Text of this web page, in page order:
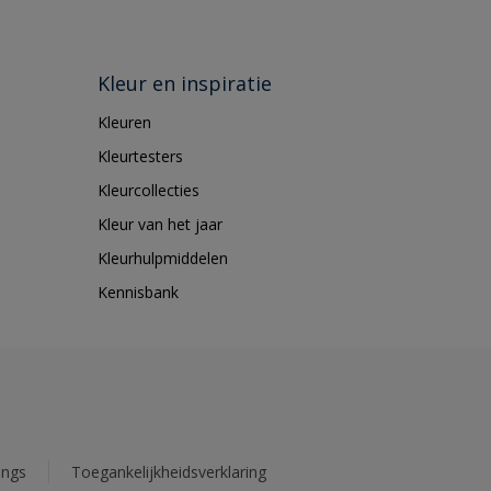
Kleur en inspiratie
Kleuren
Kleurtesters
Kleurcollecties
Kleur van het jaar
Kleurhulpmiddelen
Kennisbank
Toegankelijkheidsverklaring